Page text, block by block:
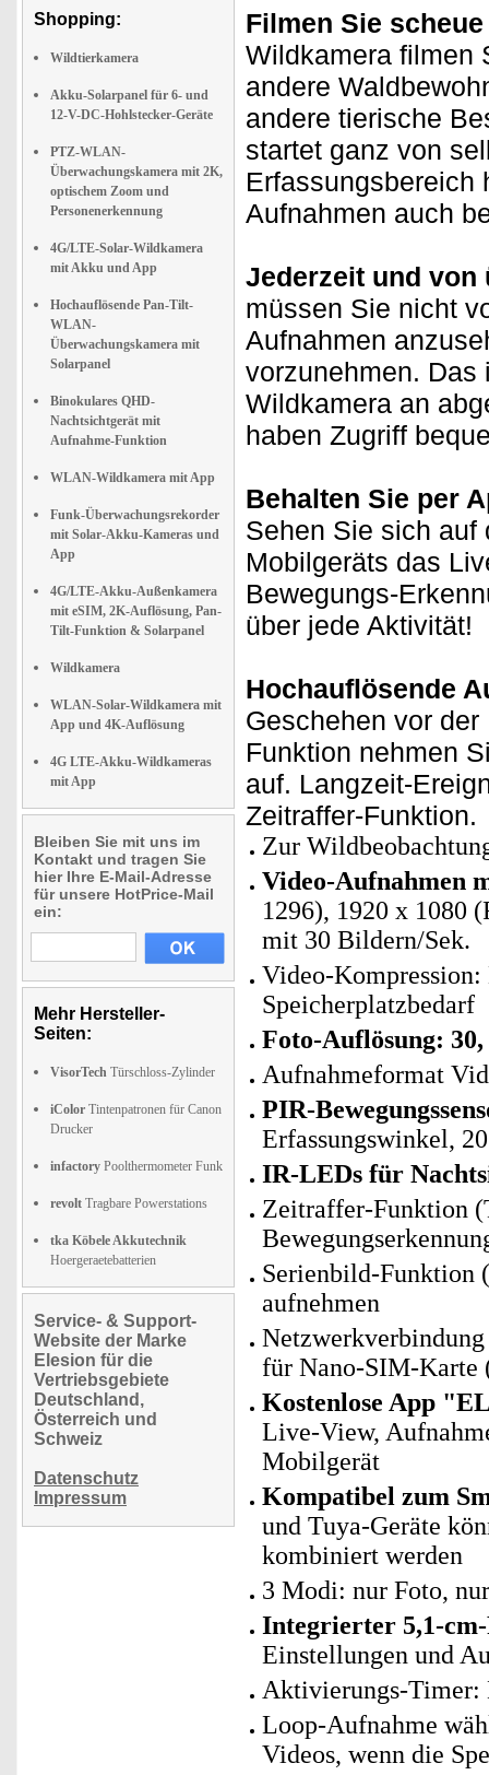
Shopping:
Wildtierkamera
Akku-Solarpanel für 6- und
12-V-DC-Hohlstecker-Geräte
PTZ-WLAN-
Überwachungskamera mit 2K,
optischem Zoom und
Personenerkennung
4G/LTE-Solar-Wildkamera
mit Akku und App
Hochauflösende Pan-Tilt-
WLAN-
Überwachungskamera mit
Solarpanel
Binokulares QHD-
Nachtsichtgerät mit
Aufnahme-Funktion
WLAN-Wildkamera mit App
Funk-Überwachungsrekorder
mit Solar-Akku-Kameras und
App
4G/LTE-Akku-Außenkamera
mit eSIM, 2K-Auflösung, Pan-
Tilt-Funktion & Solarpanel
Wildkamera
WLAN-Solar-Wildkamera mit
App und 4K-Auflösung
4G LTE-Akku-Wildkameras
mit App
Bleiben Sie mit uns im
Kontakt und tragen Sie
hier Ihre E-Mail-Adresse
für unsere HotPrice-Mail
ein:
Mehr Hersteller-
Seiten:
VisorTech Türschloss-Zylinder
iColor Tintenpatronen für Canon
Drucker
infactory Poolthermometer Funk
revolt Tragbare Powerstations
tka Köbele Akkutechnik
Hoergeraetebatterien
Service- & Support-
Website der Marke
Elesion für die
Vertriebsgebiete
Deutschland,
Österreich und
Schweiz
Datenschutz
Impressum
Filmen Sie
Wildkamera filmen
andere
andere tierische
startet ganz von
Erfassungsbereich
Aufnahmen auch
Jederzeit und von
müssen Sie nicht
Aufnahmen
vorzunehmen. Das
Wildkamera an
haben Zugriff
Behalten Sie per
Sehen Sie sich auf
Mobilgeräts das
Bewegungs-
über jede Aktivität!
Hochauflösende
Geschehen vor
Funktion nehmen
auf. Langzeit-
Zeitraffer-Funktion.
Zur
Video-Aufnahmen
1296), 1920 x 1080
mit 30 Bildern/Sek.
Video-
Speicherplatzbedarf
Foto-Auflösung:
Aufnahmeformat
PIR-
Erfassungswinkel,
IR-LEDs für
Zeitraffer-Funktion
Serienbild-Funktion
aufnehmen
für Nano-SIM-Karte
Kostenlose App
Live-View,
Mobilgerät
Kompatibel zum
und Tuya-Geräte
kombiniert werden
3 Modi: nur Foto,
Integrierter 5,1-
Einstellungen und
Aktivierungs-Timer:
Loop-Aufnahme
Videos, wenn die